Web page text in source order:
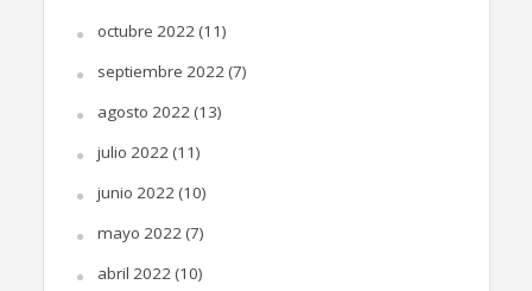
octubre 2022(11)
septiembre 2022(7)
agosto 2022(13)
julio 2022(11)
junio 2022(10)
mayo 2022(7)
abril 2022(10)